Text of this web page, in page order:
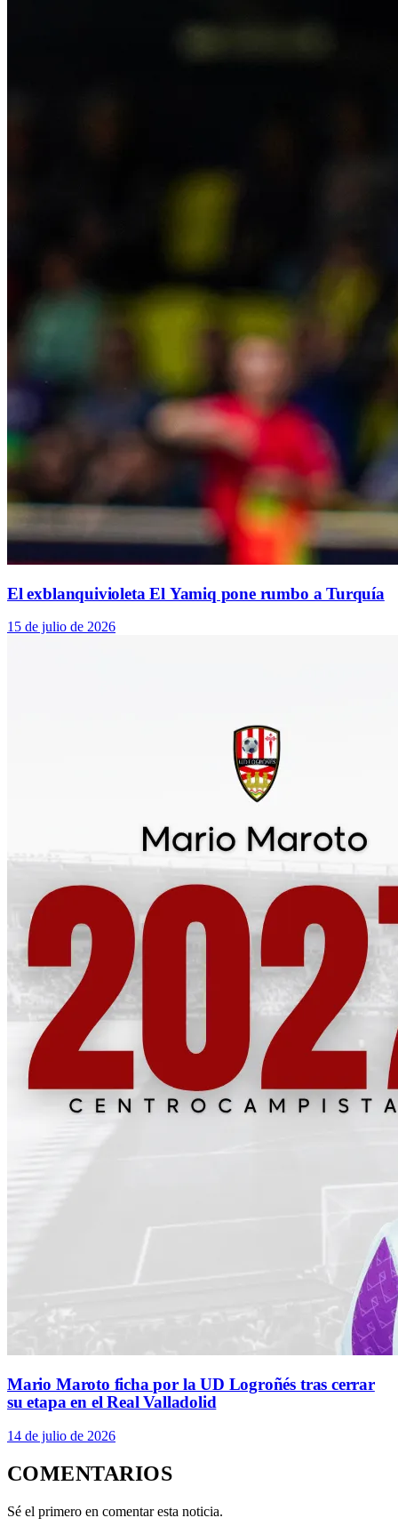
El exblanquivioleta El Yamiq pone rumbo a Turquía
15 de julio de 2026
Mario Maroto ficha por la UD Logroñés tras cerrar
su etapa en el Real Valladolid
14 de julio de 2026
COMENTARIOS
Sé el primero en comentar esta noticia.